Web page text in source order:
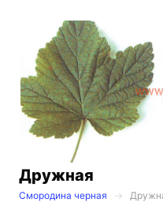
Дружная
Смородина черная